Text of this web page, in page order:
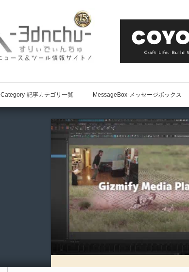
Category-記事カテゴリ一覧 MessageBox-メッセージボックス